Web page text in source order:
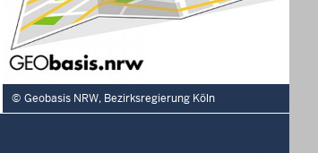
Geobasis NRW, Bezirksregierung Köln